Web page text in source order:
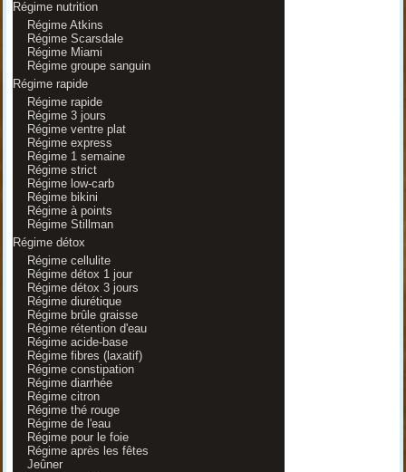
Régime nutrition
Régime Atkins
Régime Scarsdale
Régime Miami
Régime groupe sanguin
Régime rapide
Régime rapide
Régime 3 jours
Régime ventre plat
Régime express
Régime 1 semaine
Régime strict
Régime low-carb
Régime bikini
Régime à points
Régime Stillman
Régime détox
Régime cellulite
Régime détox 1 jour
Régime détox 3 jours
Régime diurétique
Régime brûle graisse
Régime rétention d'eau
Régime acide-base
Régime fibres (laxatif)
Régime constipation
Régime diarrhée
Régime citron
Régime thé rouge
Régime de l'eau
Régime pour le foie
Régime après les fêtes
Jeûner